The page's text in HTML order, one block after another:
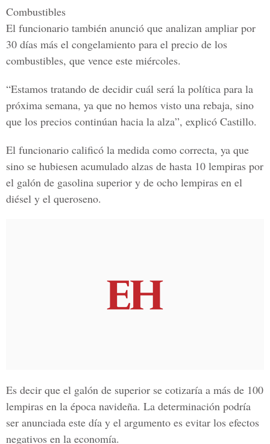
Combustibles
El funcionario también anunció que analizan ampliar por
30 días más el congelamiento para el precio de los
combustibles, que vence este miércoles.
“Estamos tratando de decidir cuál será la política para la
próxima semana, ya que no hemos visto una rebaja, sino
que los precios continúan hacia la alza”, explicó Castillo.
El funcionario calificó la medida como correcta, ya que
sino se hubiesen acumulado alzas de hasta 10 lempiras por
el galón de gasolina superior y de ocho lempiras en el
diésel y el queroseno.
Es decir que el galón de superior se cotizaría a más de 100
lempiras en la época navideña. La determinación podría
ser anunciada este día y el argumento es evitar los efectos
negativos en la economía.